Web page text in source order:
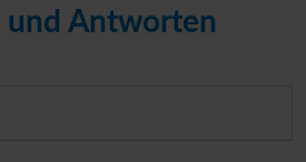
und Antworten